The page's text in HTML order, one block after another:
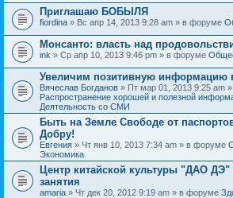
я
т
е
м
а
с
о
д
е
р
ж
и
т
о
п
р
о
с
.
о
ж
е
н
и
я
Приглашаю БОБЫЛЯ
fiordina » Вс апр 14, 2013 9:28 am » в форуме
Монсанто: власть над
ink » Ср апр 10, 2013 9:46 pm » в форуме
Увеличим позитивную информацию
Вячеслав Богданов » Пт мар 01, 2013 9:25 am
Распространение хорошей и полезной
Деятельность со СМИ
Быть на Земле Свободе от
Добру!
Евгения » Чт янв 10, 2013 7:34 am » в форуме
Экономика
Центр китайской культуры "ДАО
занятия
amaria » Чт дек 20, 2012 9:19 am » в форуме